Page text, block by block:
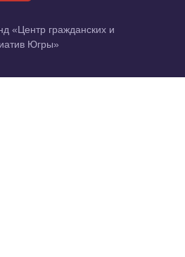
«Центр гражданских и
Югры»